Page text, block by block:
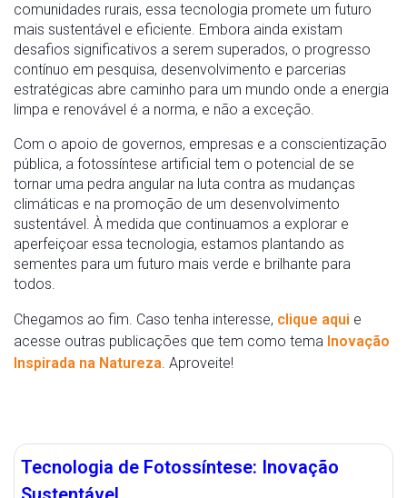
comunidades rurais, essa tecnologia promete um futuro
mais sustentável e eficiente. Embora ainda existam
desafios significativos a serem superados, o progresso
contínuo em pesquisa, desenvolvimento e parcerias
estratégicas abre caminho para um mundo onde a energia
limpa e renovável é a norma, e não a exceção.
Com o apoio de governos, empresas e a conscientização
pública, a fotossíntese artificial tem o potencial de se
tornar uma pedra angular na luta contra as mudanças
climáticas e na promoção de um desenvolvimento
sustentável. À medida que continuamos a explorar e
aperfeiçoar essa tecnologia, estamos plantando as
sementes para um futuro mais verde e brilhante para
todos.
Chegamos ao fim. Caso tenha interesse, clique aqui e
acesse outras publicações que tem como tema Inovação
Inspirada na Natureza. Aproveite!
Tecnologia de Fotossíntese: Inovação